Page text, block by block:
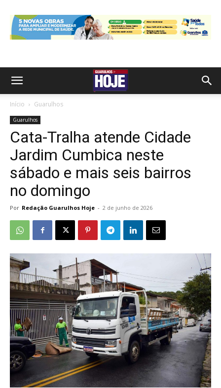
Início Guarulhos
Guarulhos
Cata-Tralha atende Cidade
Jardim Cumbica neste
sábado e mais seis bairros
no domingo
Por Redação Guarulhos Hoje - 2 de junho de 2026